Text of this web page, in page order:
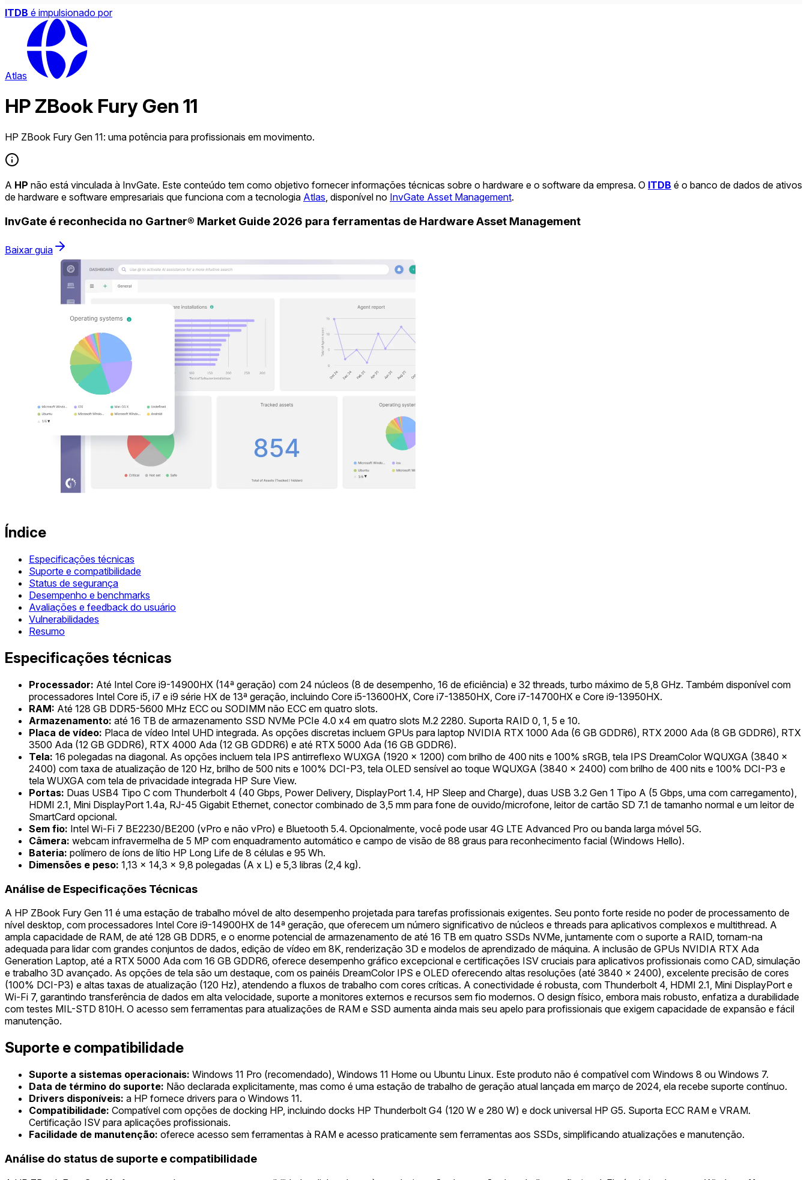
ITDB é impulsionado por
Atlas
HP ZBook Fury Gen 11
HP ZBook Fury Gen 11: uma potência para profissionais em movimento.
A HP não está vinculada à InvGate. Este conteúdo tem como objetivo fornecer informações técnicas sobre o hardware e o software da empresa. O ITDB é o banco de dados de ativos
de hardware e software empresariais que funciona com a tecnologia Atlas , disponível no InvGate Asset Management.
InvGate é reconhecida no Gartner® Market Guide 2026 para ferramentas de Hardware Asset Management
Baixar guia
Índice
Especificações técnicas
Suporte e compatibilidade
Status de segurança
Desempenho e benchmarks
Avaliações e feedback do usuário
Vulnerabilidades
Resumo
Especificações técnicas
Processador: Até Intel Core i9-14900HX (14ª geração) com 24 núcleos (8 de desempenho, 16 de eficiência) e 32 threads, turbo máximo de 5,8 GHz. Também disponível com
processadores Intel Core i5, i7 e i9 série HX de 13ª geração, incluindo Core i5-13600HX, Core i7-13850HX, Core i7-14700HX e Core i9-13950HX.
RAM: Até 128 GB DDR5-5600 MHz ECC ou SODIMM não ECC em quatro slots.
Armazenamento: até 16 TB de armazenamento SSD NVMe PCIe 4.0 x4 em quatro slots M.2 2280. Suporta RAID 0, 1, 5 e 10.
Placa de vídeo: Placa de vídeo Intel UHD integrada. As opções discretas incluem GPUs para laptop NVIDIA RTX 1000 Ada (6 GB GDDR6), RTX 2000 Ada (8 GB GDDR6), RTX
3500 Ada (12 GB GDDR6), RTX 4000 Ada (12 GB GDDR6) e até RTX 5000 Ada (16 GB GDDR6).
Tela: 16 polegadas na diagonal. As opções incluem tela IPS antirreflexo WUXGA (1920 x 1200) com brilho de 400 nits e 100% sRGB, tela IPS DreamColor WQUXGA (3840 x
2400) com taxa de atualização de 120 Hz, brilho de 500 nits e 100% DCI-P3, tela OLED sensível ao toque WQUXGA (3840 x 2400) com brilho de 400 nits e 100% DCI-P3 e
tela WUXGA com tela de privacidade integrada HP Sure View.
Portas: Duas USB4 Tipo C com Thunderbolt 4 (40 Gbps, Power Delivery, DisplayPort 1.4, HP Sleep and Charge), duas USB 3.2 Gen 1 Tipo A (5 Gbps, uma com carregamento),
HDMI 2.1, Mini DisplayPort 1.4a, RJ-45 Gigabit Ethernet, conector combinado de 3,5 mm para fone de ouvido/microfone, leitor de cartão SD 7.1 de tamanho normal e um leitor de
SmartCard opcional.
Sem fio: Intel Wi-Fi 7 BE2230/BE200 (vPro e não vPro) e Bluetooth 5.4. Opcionalmente, você pode usar 4G LTE Advanced Pro ou banda larga móvel 5G.
Câmera: webcam infravermelha de 5 MP com enquadramento automático e campo de visão de 88 graus para reconhecimento facial (Windows Hello).
Bateria: polímero de íons de lítio HP Long Life de 8 células e 95 Wh.
Dimensões e peso: 1,13 x 14,3 x 9,8 polegadas (A x L) e 5,3 libras (2,4 kg).
Análise de Especificações Técnicas
A HP ZBook Fury Gen 11 é uma estação de trabalho móvel de alto desempenho projetada para tarefas profissionais exigentes. Seu ponto forte reside no poder de processamento de
nível desktop, com processadores Intel Core i9-14900HX de 14ª geração, que oferecem um número significativo de núcleos e threads para aplicativos complexos e multithread. A
ampla capacidade de RAM, de até 128 GB DDR5, e o enorme potencial de armazenamento de até 16 TB em quatro SSDs NVMe, juntamente com o suporte a RAID, tornam-na
adequada para lidar com grandes conjuntos de dados, edição de vídeo em 8K, renderização 3D e modelos de aprendizado de máquina. A inclusão de GPUs NVIDIA RTX Ada
Generation Laptop, até a RTX 5000 Ada com 16 GB GDDR6, oferece desempenho gráfico excepcional e certificações ISV cruciais para aplicativos profissionais como CAD, simulação
e trabalho 3D avançado. As opções de tela são um destaque, com os painéis DreamColor IPS e OLED oferecendo altas resoluções (até 3840 x 2400), excelente precisão de cores
(100% DCI-P3) e altas taxas de atualização (120 Hz), atendendo a fluxos de trabalho com cores críticas. A conectividade é robusta, com Thunderbolt 4, HDMI 2.1, Mini DisplayPort e
Wi-Fi 7, garantindo transferência de dados em alta velocidade, suporte a monitores externos e recursos sem fio modernos. O design físico, embora mais robusto, enfatiza a durabilidade
com testes MIL-STD 810H. O acesso sem ferramentas para atualizações de RAM e SSD aumenta ainda mais seu apelo para profissionais que exigem capacidade de expansão e fácil
manutenção.
Suporte e compatibilidade
Suporte a sistemas operacionais: Windows 11 Pro (recomendado), Windows 11 Home ou Ubuntu Linux. Este produto não é compatível com Windows 8 ou Windows 7.
Data de término do suporte: Não declarada explicitamente, mas como é uma estação de trabalho de geração atual lançada em março de 2024, ela recebe suporte contínuo.
Drivers disponíveis: a HP fornece drivers para o Windows 11.
Compatibilidade: Compatível com opções de docking HP, incluindo docks HP Thunderbolt G4 (120 W e 280 W) e dock universal HP G5. Suporta ECC RAM e VRAM.
Certificação ISV para aplicações profissionais.
Facilidade de manutenção: oferece acesso sem ferramentas à RAM e acesso praticamente sem ferramentas aos SSDs, simplificando atualizações e manutenção.
Análise do status de suporte e compatibilidade